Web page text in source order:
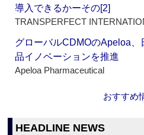
導入できるかーその[2]
TRANSPERFECT
グローバルCDMOのApeloa
品イノベーションを推進
Apeloa Pharmaceutical
おすすめ
HEADLINE NEWS